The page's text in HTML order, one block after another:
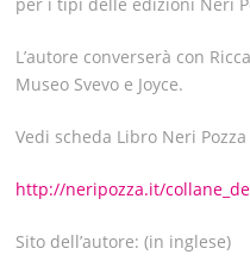
L’autore converserà con
Museo Svevo e Joyce.
Vedi scheda Libro Neri Pozza
http://neripozza.it/
Sito dell’autore: (in inglese)